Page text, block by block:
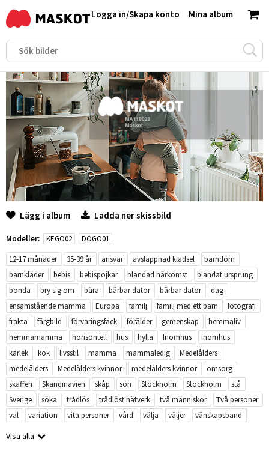
Mina album
Logga in/Skapa konto
Lägg i album Ladda ner skissbild
Modeller: KEGO02
DOGO01
12-17 månader
35-39 år ansvar avslappnad klädsel
barndom
barnkläder
bebis bebispojkar blandad härkomst
blandat ursprung
bonda
bry sig om bära bärbar dator bärbar dator
dag
ensamstående mamma
Europa familj familj med ett barn
fotografi
frakta
färgbild förvaringsfack förälder gemenskap
hemmaliv
hemmamamma
horisontell hus hylla Inomhus
inomhus
kärlek
kök livsstil mamma mammaledig
Medelålders
medelålders
Medelålders kvinnor medelålders kvinnor
omsorg
skafferi
Skandinavien skåp son Stockholm Stockholm
stå
Sverige
söka trådlös trådlöst nätverk två människor
Två personer
val
variation vita personer vård välja väljer vänskapsband
Visa alla